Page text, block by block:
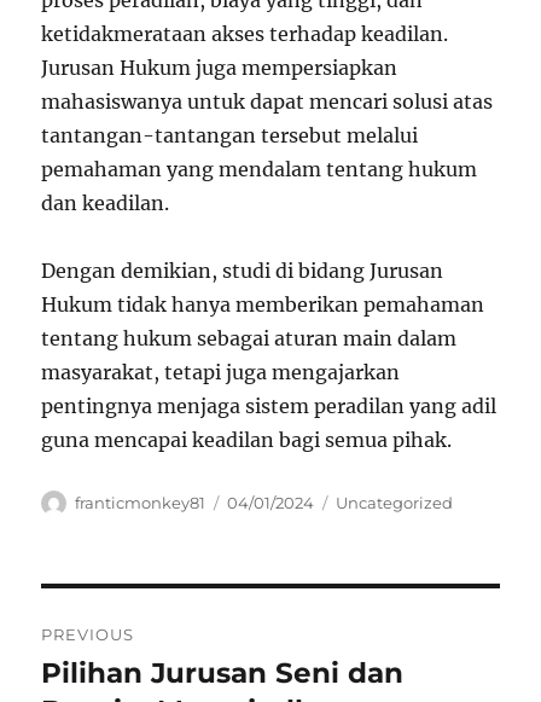
ketidakmerataan akses terhadap keadilan.
Jurusan Hukum juga mempersiapkan
mahasiswanya untuk dapat mencari solusi atas
tantangan-tantangan tersebut melalui
pemahaman yang mendalam tentang hukum
dan keadilan.
Dengan demikian, studi di bidang Jurusan
Hukum tidak hanya memberikan pemahaman
tentang hukum sebagai aturan main dalam
masyarakat, tetapi juga mengajarkan
pentingnya menjaga sistem peradilan yang adil
guna mencapai keadilan bagi semua pihak.
Author
franticmonkey81
Posted
04/01/2024 Categories
Uncategorized
pos
PREVIOUS
Previous
Pilihan Jurusan Seni dan